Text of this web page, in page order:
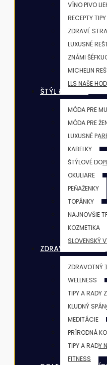
VÍNO PIVO
RECEPTY
ZDRAVÉ
LUXUSNÉ
ZNÁMI
MICHELIN
LLS NAŠE
ŠTÝL & KRÁSA
MÓDA PRE
MÓDA PRE
LUXUSNÉ
KABELKY
ŠTÝLOVÉ
OKULIARE
PEŇAŽENKY
TOPÁNKY
NAJNOVŠIE
KOZMETIKA
SLOVENSKÝ
ZDRAVIE & FITNESS
ZDRAVOTNÝ
WELLNESS
TIPY A RADY
KLUDNÝ
MEDITÁCIE
PRÍRODNÁ
TIPY A RADY
FITNESS